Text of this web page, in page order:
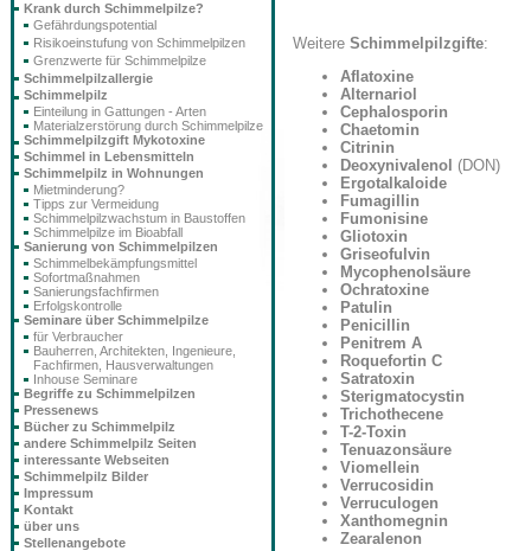
Weitere Schimmelpilzgifte:
Aflatoxine
Alternariol
Cephalosporin
Chaetomin
Citrinin
Deoxynivalenol (DON)
Ergotalkaloide
Fumagillin
Fumonisine
Gliotoxin
Griseofulvin
Mycophenolsäure
Ochratoxine
Patulin
Penicillin
Penitrem A
Roquefortin C
Satratoxin
Sterigmatocystin
Trichothecene
T-2-Toxin
Tenuazonsäure
Viomellein
Verrucosidin
Verruculogen
Xanthomegnin
Zearalenon
Krank durch Schimmelpilze?
Gefährdungspotential
Risikoeinstufung von Schimmelpilzen
Grenzwerte für Schimmelpilze
Schimmelpilzallergie
Schimmelpilz
Einteilung in Gattungen - Arten
Materialzerstörung durch Schimmelpilze
Schimmelpilzgift Mykotoxine
Schimmel in Lebensmitteln
Schimmelpilz in Wohnungen
Mietminderung?
Tipps zur Vermeidung
Schimmelpilzwachstum in Baustoffen
Schimmelpilze im Bioabfall
Sanierung von Schimmelpilzen
Schimmelbekämpfungsmittel
Sofortmaßnahmen
Sanierungsfachfirmen
Erfolgskontrolle
Seminare über Schimmelpilze
für Verbraucher
Bauherren, Architekten, Ingenieure,
Fachfirmen, Hausverwaltungen
Inhouse Seminare
Begriffe zu Schimmelpilzen
Pressenews
Bücher zu Schimmelpilz
andere Schimmelpilz Seiten
interessante Webseiten
Schimmelpilz Bilder
Impressum
Kontakt
über uns
Stellenangebote